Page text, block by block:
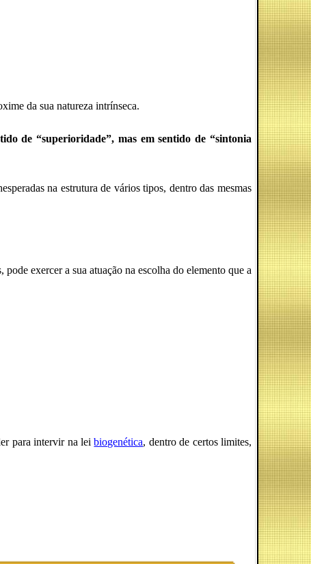
da sua natureza intrínseca.
de “superioridade”, mas em sentido de “sintonia
na estrutura de vários tipos, dentro das mesmas
exercer a sua atuação na escolha do elemento que a
para intervir na leibiogenética, dentro de certos limites,